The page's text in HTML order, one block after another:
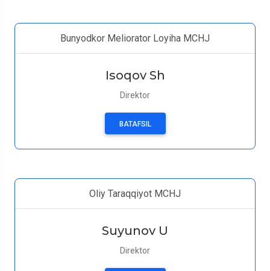
Bunyodkor Meliorator Loyiha MCHJ
Isoqov Sh
Direktor
BATAFSIL
Oliy Taraqqiyot MCHJ
Suyunov U
Direktor